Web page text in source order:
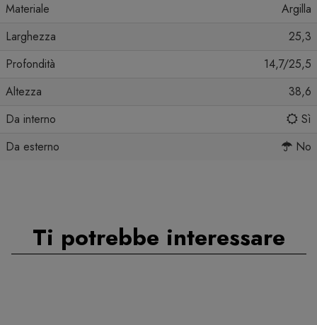
Materiale
Argilla
Larghezza
25,3
Profondità
14,7/25,5
Altezza
38,6
Da interno
Sì
Da esterno
No
Ti potrebbe interessare